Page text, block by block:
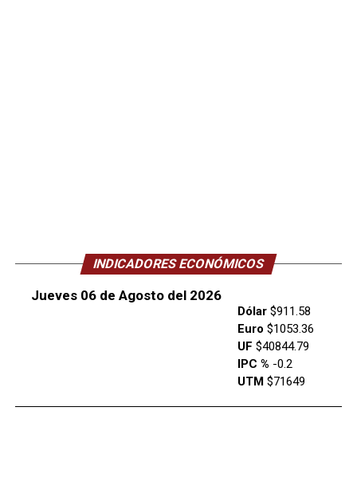
INDICADORES ECONÓMICOS
Jueves 06 de Agosto del 2026
Dólar$911.58
Euro $1053.36
UF $40844.79
IPC % -0.2
UTM$71649